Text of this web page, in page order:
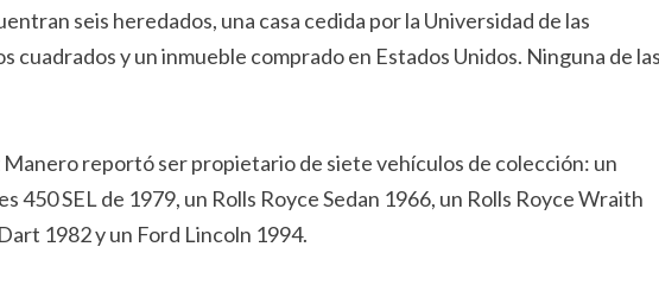
seis heredados, una casa cedida por la Universidad de las
cuadrados y un inmueble comprado en Estados Unidos. Ninguna de
reportó ser propietario de siete vehículos de colección: un
450 SEL de 1979, un Rolls Royce Sedan 1966, un Rolls Royce Wraith
1982 y un Ford Lincoln 1994.